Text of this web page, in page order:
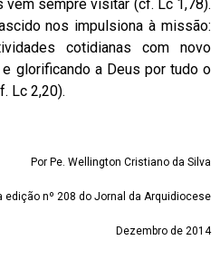
vem sempre visitar (cf. Lc 1,78).
nos impulsiona à missão:
cotidianas com novo
glorificando a Deus por tudo o
Lc 2,20).
Por Pe. Wellington Cristiano da Silva
edição nº 208 do Jornal da Arquidiocese
Dezembro de 2014